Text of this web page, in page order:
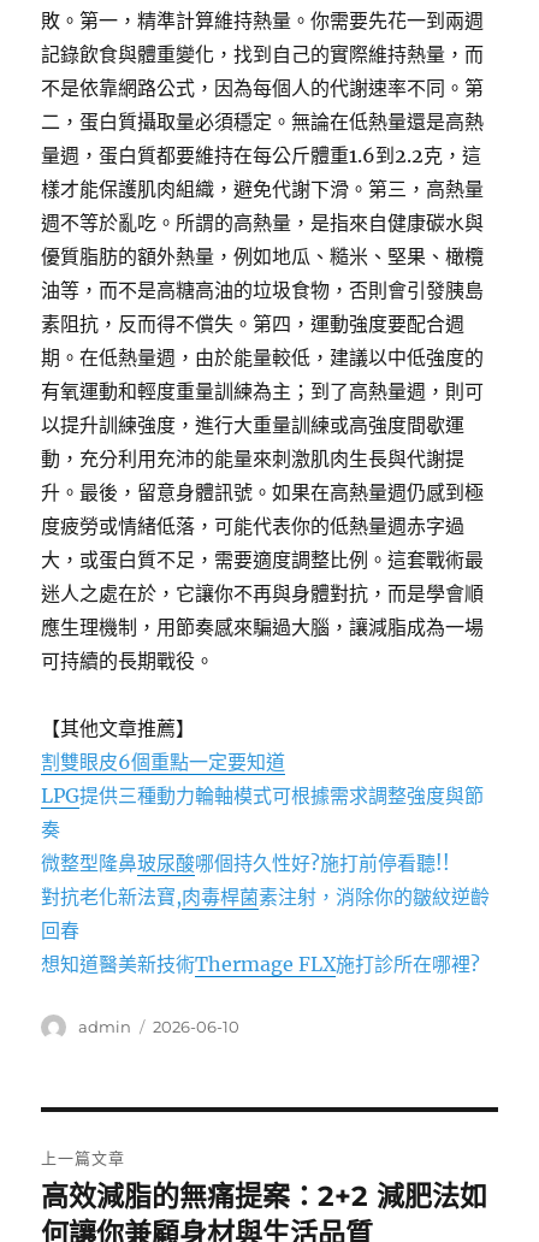
敗。第一，精準計算維持熱量。你需要先花一到兩週
記錄飲食與體重變化，找到自己的實際維持熱量，而
不是依靠網路公式，因為每個人的代謝速率不同。第
二，蛋白質攝取量必須穩定。無論在低熱量還是高熱
量週，蛋白質都要維持在每公斤體重1.6到2.2克，這
樣才能保護肌肉組織，避免代謝下滑。第三，高熱量
週不等於亂吃。所謂的高熱量，是指來自健康碳水與
優質脂肪的額外熱量，例如地瓜、糙米、堅果、橄欖
油等，而不是高糖高油的垃圾食物，否則會引發胰島
素阻抗，反而得不償失。第四，運動強度要配合週
期。在低熱量週，由於能量較低，建議以中低強度的
有氧運動和輕度重量訓練為主；到了高熱量週，則可
以提升訓練強度，進行大重量訓練或高強度間歇運
動，充分利用充沛的能量來刺激肌肉生長與代謝提
升。最後，留意身體訊號。如果在高熱量週仍感到極
度疲勞或情緒低落，可能代表你的低熱量週赤字過
大，或蛋白質不足，需要適度調整比例。這套戰術最
迷人之處在於，它讓你不再與身體對抗，而是學會順
應生理機制，用節奏感來騙過大腦，讓減脂成為一場
可持續的長期戰役。
【其他文章推薦】
割雙眼皮6個重點一定要知道
LPG提供三種動力輪軸模式可根據需求調整強度與節
奏
微整型隆鼻玻尿酸哪個持久性好?施打前停看聽!!
對抗老化新法寶,肉毒桿菌素注射，消除你的皺紋逆齡
回春
想知道醫美新技術Thermage FLX施打診所在哪裡?
作
admin
發
2026-06-10
章
上一篇文章
上
一
高效減脂的無痛提案：2+2 減肥法如
何讓你兼顧身材與生活品質